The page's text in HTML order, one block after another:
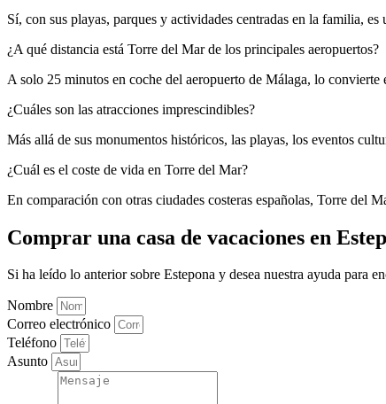
Sí, con sus playas, parques y actividades centradas en la familia,
¿A qué distancia está Torre del Mar de los principales aeropuertos?
A solo 25 minutos en coche del aeropuerto de Málaga, lo
¿Cuáles son las atracciones imprescindibles?
Más allá de sus monumentos históricos, las playas, los eventos
¿Cuál es el coste de vida en Torre del Mar?
En comparación con otras ciudades costeras españolas, Torre del
Comprar una casa de vacaciones en
Si ha leído lo anterior sobre Estepona y desea nuestra ayuda para
Nombre
Correo electrónico
Teléfono
Asunto